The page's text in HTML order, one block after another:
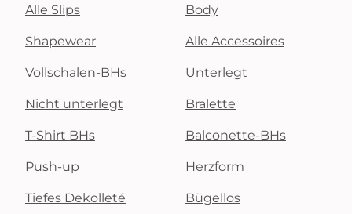
Alle Slips Body
Shapewear Alle Accessoires
Vollschalen-BHs Unterlegt
Nicht unterlegt Bralette
T-Shirt BHs Balconette-BHs
Push-up Herzform
Tiefes Dekolleté Bügellos